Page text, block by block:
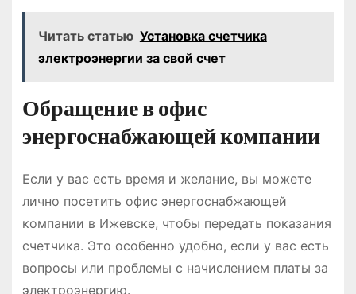
Читать статью Установка счетчика
электроэнергии за свой счет
Обращение в офис
энергоснабжающей компании
Если у вас есть время и желание, вы можете
лично посетить офис энергоснабжающей
компании в Ижевске, чтобы передать показания
счетчика. Это особенно удобно, если у вас есть
вопросы или проблемы с начислением платы за
электроэнергию.